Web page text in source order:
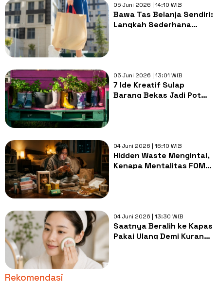
05 Juni 2026 | 14:10 WIB
Bawa Tas Belanja Sendiri:
Langkah Sederhana
05 Juni 2026 | 13:01 WIB
7 Ide Kreatif Sulap
Barang Bekas Jadi Pot
04 Juni 2026 | 16:10 WIB
Hidden Waste Mengintai,
Kenapa Mentalitas FOMO
04 Juni 2026 | 13:30 WIB
Saatnya Beralih ke Kapas
Pakai Ulang Demi Kurangi
Rekomendasi